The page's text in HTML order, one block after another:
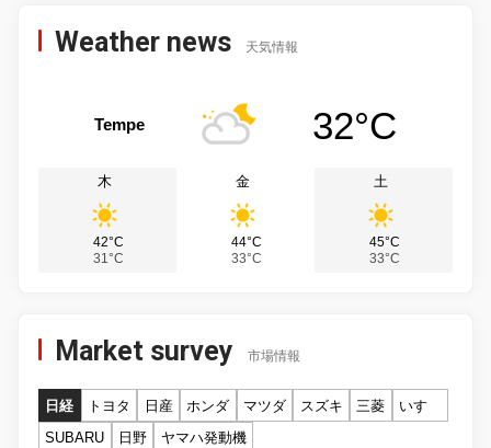
Weather news 天気情報
Tempe 32°C
木
42°C
31°C
金
44°C
33°C
土
45°C
33°C
Market survey 市場情報
日経 トヨタ 日産 ホンダ マツダ スズキ 三菱
いすゞ
SUBARU
日野 ヤマハ発動機